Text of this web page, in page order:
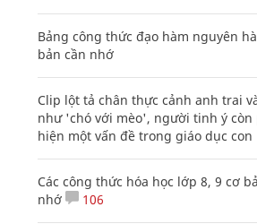
Bảng công thức đạo hàm nguyên
bản cần nhớ
Clip lột tả chân thực cảnh anh trai
như 'chó với mèo', người tinh ý còn
hiện một vấn đề trong giáo dục con
Các công thức hóa học lớp 8, 9 cơ
nhớ
106